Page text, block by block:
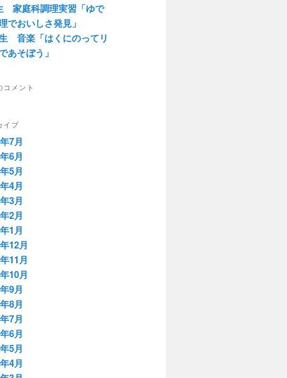
家庭科調理実習「ゆで
でおいしさ発見」
音楽「はくにのってリ
あそぼう」
コメント
イブ
7月
6月
5月
4月
3月
2月
1月
12月
11月
10月
9月
8月
7月
6月
5月
4月